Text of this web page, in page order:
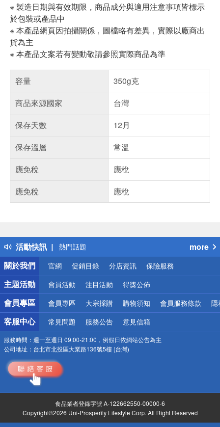
※ 製造日期與有效期限，商品成分與適用注意事項皆標示
於包裝或產品中
※ 本產品網頁因拍攝關係，圖檔略有差異，實際以廠商出
貨為主
※ 本產品文案若有變動敬請參照實際商品為準
容量
350g克
商品來源國家
台灣
保存天數
12月
保存溫層
常溫
應免稅
應稅
應免稅
應稅
活動快訊
得獎公告
熱門話題
銀行優惠
偏遠地區配送
詐騙網頁！請小心！
more
關於我們
官網 促銷目錄 分店資訊 保險服務
主題活動 會員活動 注目活動 得獎公佈
會員專區 會員專區 大宗採購 購物須知 會員服務條款 隱
客服中心 常見問題 服務公告 意見信箱
服務時間： 週一至週日 09:00-21:00，例假日依網站公告為主
公司地址： 台北市北投區大業路136號5樓 (台灣)
食品業者登錄字號 A-122662550-00000-6
Copyright©2026 Uni-Prosperity Lifestyle Corp. All Right Reserved